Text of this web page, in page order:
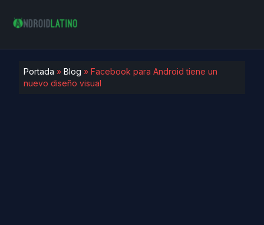
Portada » Blog » Facebook para Android tiene un
nuevo diseño visual